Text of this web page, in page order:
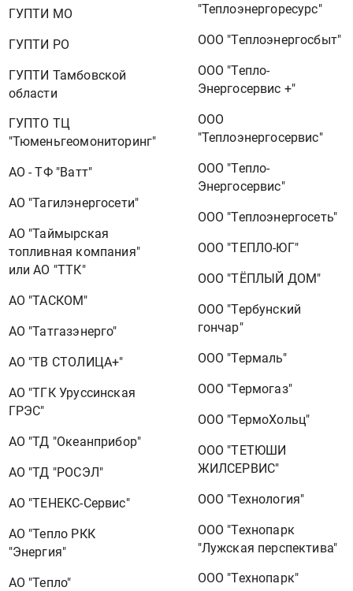
ГУПТИ МО
ГУПТИ РО
ГУПТИ Тамбовской
области
ГУПТО ТЦ
"Тюменьгеомониторинг"
АО - ТФ "Ватт"
АО "Тагилэнергосети"
АО "Таймырская
топливная компания"
или АО "ТТК"
АО "ТАСКОМ"
АО "Татгазэнерго"
АО "ТВ СТОЛИЦА+"
АО "ТГК Уруссинская
ГРЭС"
АО "ТД "Океанприбор"
АО "ТД "РОСЭЛ"
АО "ТЕНЕКС-Сервис"
АО "Тепло РКК
"Энергия"
АО "Тепло"
"Теплоэнергоресурс"
ООО "Теплоэнергосбыт"
ООО "Тепло-
Энергосервис +"
ООО
"Теплоэнергосервис"
ООО "Тепло-
Энергосервис"
ООО "Теплоэнергосеть"
ООО "ТЕПЛО-ЮГ"
ООО "ТЁПЛЫЙ ДОМ"
ООО "Тербунский
гончар"
ООО "Термаль"
ООО "Термогаз"
ООО "ТермоХольц"
ООО "ТЕТЮШИ
ЖИЛСЕРВИС"
ООО "Технология"
ООО "Технопарк
"Лужская перспектива"
ООО "Технопарк"